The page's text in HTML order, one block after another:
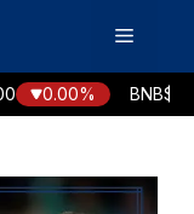
Menu
0.00% BNB